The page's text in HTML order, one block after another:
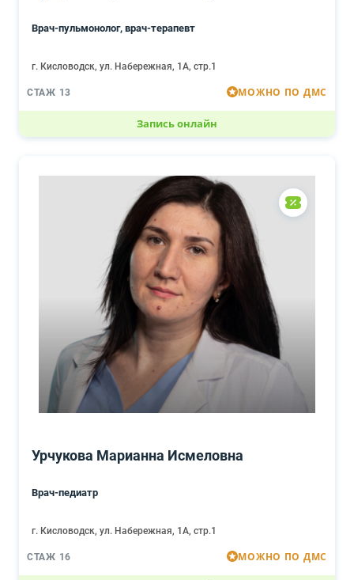
Врач-пульмонолог, врач-терапевт
г. Кисловодск, ул. Набережная, 1А, стр.1
СТАЖ 13 МОЖНО ПО ДМС
Запись онлайн
Урчукова Марианна Исмеловна
Врач-педиатр
г. Кисловодск, ул. Набережная, 1А, стр.1
СТАЖ 16 МОЖНО ПО ДМС